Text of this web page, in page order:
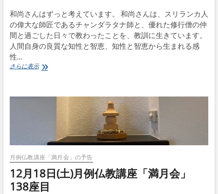
和尚さんはずっと考えています。 和尚さんは、スリランカ人
の偉大な師匠であるチャンダラタナ師と、優れた修行僧の仲
間と過ごした日々で教わったことを、教訓に生きています。
人間自身の良質な知性と智恵、知性と智恵から生まれる感
性…
さらに表示和
智
恵
月例仏教講座「満月会」の予告
12月18日(土)月例仏教講座「満月会」
138座目